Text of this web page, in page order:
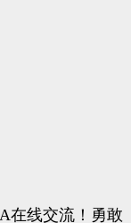
在线交流！勇敢